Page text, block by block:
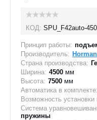
КОД: SPU_F42auto-
Принцип работы:
Производитель:
Страна производства:
Ширина: 4500 мм
Высота: 7500 мм
Автоматика в комплекте:
Возможность установки
Система
пружины